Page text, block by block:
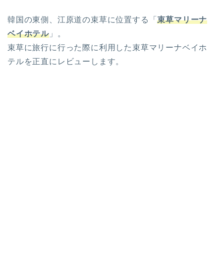
韓国の東側、江原道の束草に位置する「束草マリーナ
ベイホテル 」。
束草に旅行に行った際に利用した束草マリーナベイホ
テルを正直にレビューします。